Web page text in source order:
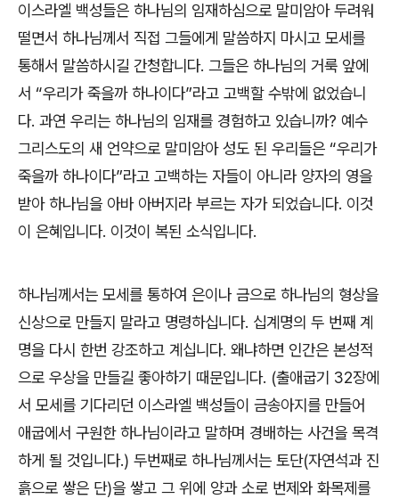
이스라엘 백성들은 하나님의 임재하심으로 말미암아 두려워
떨면서 하나님께서 직접 그들에게 말씀하지 마시고 모세를
통해서 말씀하시길 간청합니다. 그들은 하나님의 거룩 앞에
서 “우리가 죽을까 하나이다”라고 고백할 수밖에 없었습니
다. 과연 우리는 하나님의 임재를 경험하고 있습니까? 예수
그리스도의 새 언약으로 말미암아 성도 된 우리들은 “우리가
죽을까 하나이다”라고 고백하는 자들이 아니라 양자의 영을
받아 하나님을 아바 아버지라 부르는 자가 되었습니다. 이것
이 은혜입니다. 이것이 복된 소식입니다.
하나님께서는 모세를 통하여 은이나 금으로 하나님의 형상을
신상으로 만들지 말라고 명령하십니다. 십계명의 두 번째 계
명을 다시 한번 강조하고 계십니다. 왜냐하면 인간은 본성적
으로 우상을 만들길 좋아하기 때문입니다. (출애굽기 32장에
서 모세를 기다리던 이스라엘 백성들이 금송아지를 만들어
애굽에서 구원한 하나님이라고 말하며 경배하는 사건을 목격
하게 될 것입니다.) 두번째로 하나님께서는 토단(자연석과 진
흙으로 쌓은 단)을 쌓고 그 위에 양과 소로 번제와 화목제를